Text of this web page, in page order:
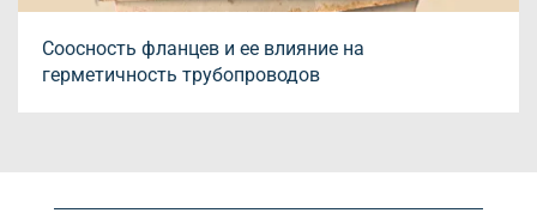
Соосность фланцев и ее влияние на
герметичность трубопроводов